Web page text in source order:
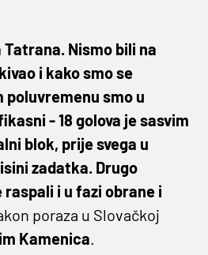
Nismo bili na
i kako smo se
poluvremenu smo u
- 18 golova je sasvim
blok, prije svega u
zadatka. Drugo
i u fazi obrane i
poraza u Slovačkoj
Kamenica.